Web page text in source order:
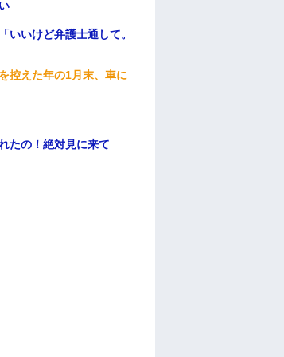
いいけど弁護士通して。
控えた年の1月末、車に
たの！絶対見に来て